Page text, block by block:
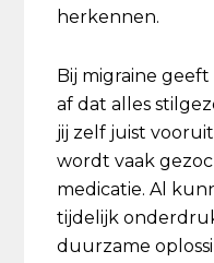
herkennen.
Bij migraine geeft
af dat alles
jij zelf juist
wordt vaak
medicatie. Al
tijdelijk
duurzame